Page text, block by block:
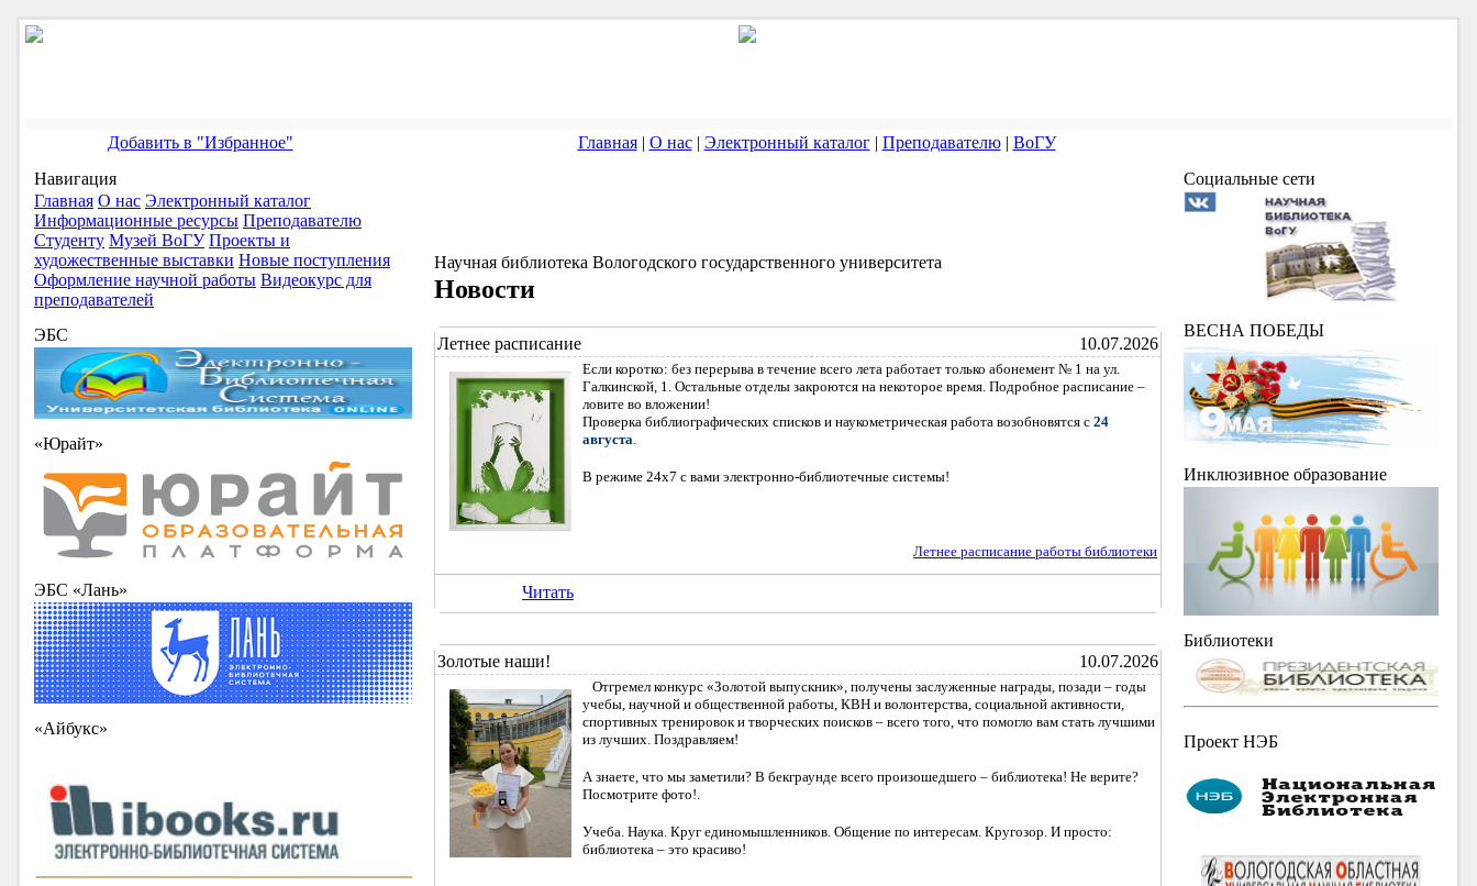
Добавить в "Избранное" Главная| О нас| Электронный каталог| Преподавателю| ВоГУ
Навигация
Главная О нас Электронный каталог
Информационные ресурсы Преподавателю
Студенту Музей ВоГУ Проекты и
художественные выставки Новые поступления
Оформление научной работы Видеокурс для
преподавателей
ЭБС
«Юрайт»
ЭБС «Лань»
«Айбукс»
Научная библиотека Вологодского государственного университета
Новости
Летнее расписание 10.07.2026
Если коротко: без перерыва в течение всего лета работает только абонемент № 1 на ул.
Галкинской, 1. Остальные отделы закроются на некоторое время. Подробное расписание –
ловите во вложении!
Проверка библиографических списков и наукометрическая работа возобновятся с24
августа
В режиме 24x7 с вами электронно-библиотечные системы!
Летнее расписание работы библиотеки
Читать
Золотые наши! 10.07.2026
Отгремел конкурс «Золотой выпускник», получены заслуженные награды, позади – годы
учебы, научной и общественной работы, КВН и волонтерства, социальной активности,
спортивных тренировок и творческих поисков – всего того, что помогло вам стать лучшими
из лучших. Поздравляем!
А знаете, что мы заметили? В бекграунде всего произошедшего – библиотека! Не верите?
Посмотрите фото!.
Учеба. Наука. Круг единомышленников. Общение по интересам. Кругозор. И просто:
библиотека – это красиво!
Социальные сети
ВЕСНА ПОБЕДЫ
Инклюзивное образование
Библиотеки
Проект НЭБ